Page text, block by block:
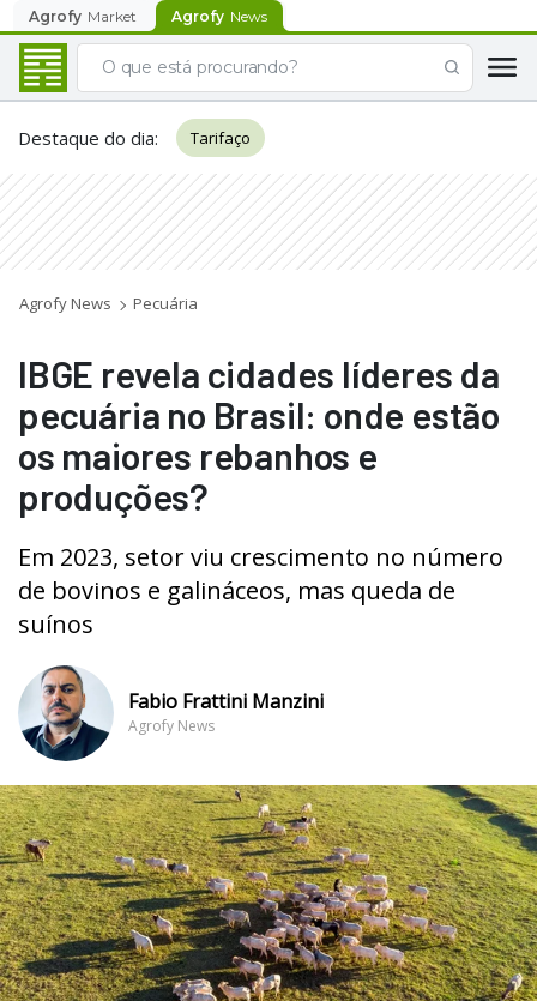
Agrofy Market Agrofy News
Destaque do dia: Tarifaço
Agrofy News Pecuária
IBGE revela cidades líderes da
pecuária no Brasil: onde estão
os maiores rebanhos e
produções?
Em 2023, setor viu crescimento no número
de bovinos e galináceos, mas queda de
suínos
Fabio Frattini Manzini
Agrofy News